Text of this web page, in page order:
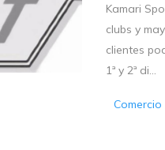
Kamari
clubs y
clientes
1ª y 2ª di...